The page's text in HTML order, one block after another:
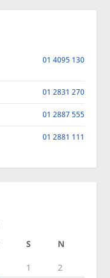
01 4095 130
01 2831 270
01 2887 555
01 2881 111
S N
1
2